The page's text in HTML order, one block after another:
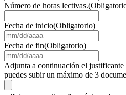
Número de horas lectivas.
Fecha de inicio(Obligatorio)
barra
DD
barra
AAAA
Fecha de fin(Obligatorio)
barra
DD
Adjunta a continuación el justificante
puedes subir un máximo de 3